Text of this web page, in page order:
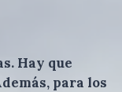
Hay que
para los